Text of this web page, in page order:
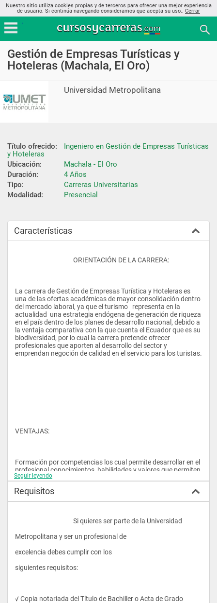
Nuestro sitio utiliza cookies propias y de terceros para ofrecer una mejor experiencia
de usuario. Si continúa navegando consideramos que acepta su uso.. Cerrar
Gestión de Empresas Turísticas y
Hoteleras (Machala, El Oro)
Universidad Metropolitana
Título ofrecido:
Ingeniero en Gestión de Empresas Turísticas
y Hoteleras
Ubicación:
Machala - El Oro
Duración:
4 Años
Tipo:
Carreras Universitarias
Modalidad:
Presencial
Características
					ORIENTACIÓN DE LA CARRERA:
La carrera de Gestión de Empresas Turística y Hoteleras es
una de las ofertas académicas de mayor consolidación dentro
del mercado laboral, ya que el turismo   representa en la
actualidad  una estrategia endógena de generación de riqueza
en el país dentro de los planes de desarrollo nacional, debido a
la ventaja comparativa con la que cuenta el Ecuador que es su
biodiversidad, por lo cual la carrera pretende ofrecer
profesionales que aporten al desarrollo del sector y
emprendan negoción de calidad en el servicio para los turistas.
VENTAJAS:
Formación por competencias los cual permite desarrollar en el
profesional conocimientos, habilidades y valores que permiten
desenvolverse en el campo laboral con excelencia.
de alcanzar un alto nivel de capacitación y actualización,
contraigan con responsabilidad los principios éticos y las
normas morales en su proceder en el campo social y laboral de
la hotelería y turismo.
Convenios con establecimientos turísticos y hoteleros que
Seguir leyendo
Requisitos
					Si quieres ser parte de la Universidad
Metropolitana y ser un profesional de
excelencia debes cumplir con los
siguientes requisitos:
√ Copia notariada del Título de Bachiller o Acta de Grado